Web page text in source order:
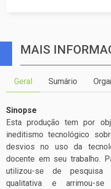
MAIS
Geral Sumário
Sinopse
Esta produção tem por
ineditismo tecnológico
desvios no uso da
docente em seu trabalho.
utilizou-se de pesquisa
qualitativa e arrimou-